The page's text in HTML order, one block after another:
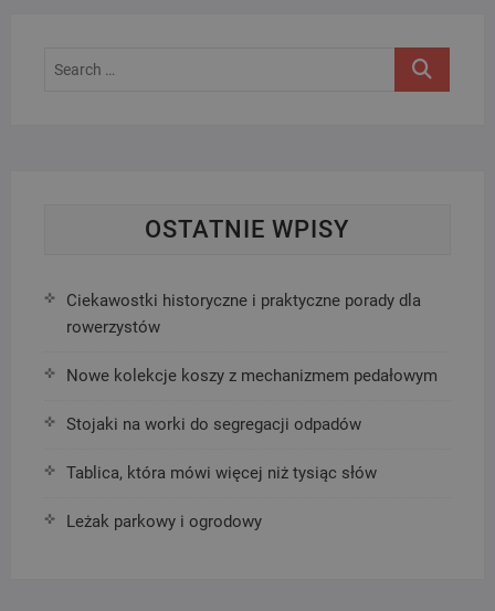
Search
OSTATNIE WPISY
Ciekawostki historyczne i praktyczne porady dla
rowerzystów
Nowe kolekcje koszy z mechanizmem pedałowym
Stojaki na worki do segregacji odpadów
Tablica, która mówi więcej niż tysiąc słów
Leżak parkowy i ogrodowy